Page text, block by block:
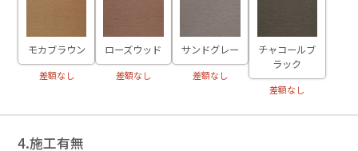
モカブラウン
差額なし
ローズウッド
差額なし
サンドグレー
差額なし
チャコールブ
ラック
差額なし
4.施工有無